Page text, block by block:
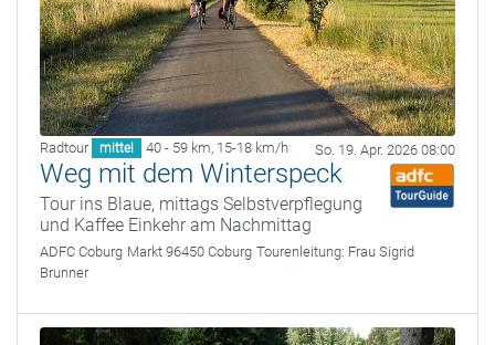
Radtour mittel 40 - 59 km, 15-18 km/h So. 19. Apr. 2026 08:00
Weg mit dem Winterspeck
Tour ins Blaue, mittags Selbstverpflegung
und Kaffee Einkehr am Nachmittag
ADFC Coburg Markt 96450 Coburg Tourenleitung: Frau Sigrid
Brunner